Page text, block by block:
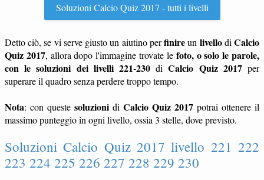
Soluzioni Calcio Quiz 2017 - tutti i livelli
Detto ciò, se vi serve giusto un aiutino perfinireun livellodiCalcio
Quiz 2017, allora dopo l'immagine trovate le foto, o solo le parole,
con le soluzioni dei livelli 221-230 diCalcio Quiz 2017per
superare il quadro senza perdere troppo tempo.
Nota: con queste soluzioni di Calcio Quiz 2017 potrai ottenere il
massimo punteggio in ogni livello, ossia 3 stelle, dove previsto.
Soluzioni Calcio Quiz 2017 livello 221 222
223 224 225 226 227 228 229 230